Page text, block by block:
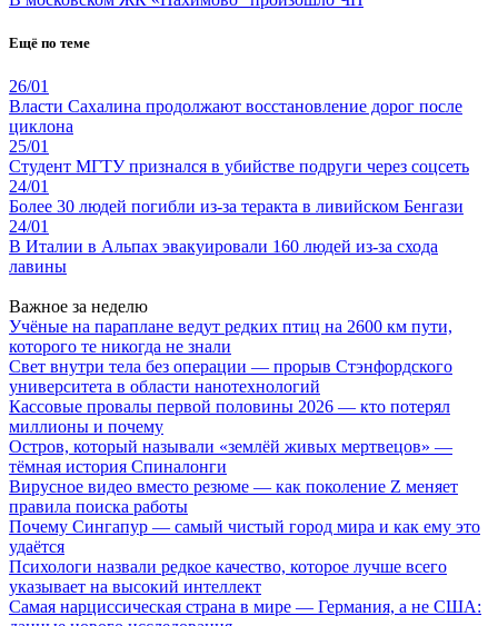
Ещё по теме
26/01
Власти Сахалина продолжают восстановление дорог после
циклона
25/01
Студент МГТУ признался в убийстве подруги через соцсеть
24/01
Более 30 людей погибли из-за теракта в ливийском Бенгази
24/01
В Италии в Альпах эвакуировали 160 людей из-за схода
лавины
Важное за неделю
Учёные на параплане ведут редких птиц на 2600 км пути,
которого те никогда не знали
Свет внутри тела без операции — прорыв Стэнфордского
университета в области нанотехнологий
Кассовые провалы первой половины 2026 — кто потерял
миллионы и почему
Остров, который называли «землёй живых мертвецов» —
тёмная история Спиналонги
Вирусное видео вместо резюме — как поколение Z меняет
правила поиска работы
Почему Сингапур — самый чистый город мира и как ему это
удаётся
Психологи назвали редкое качество, которое лучше всего
указывает на высокий интеллект
Самая нарциссическая страна в мире — Германия, а не США: